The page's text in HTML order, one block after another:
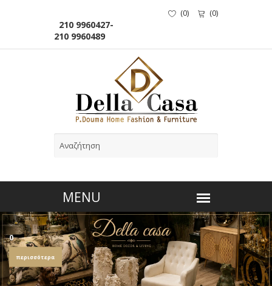
210 9960427-
210 9960489
(0) (0)
0
περισσότερα